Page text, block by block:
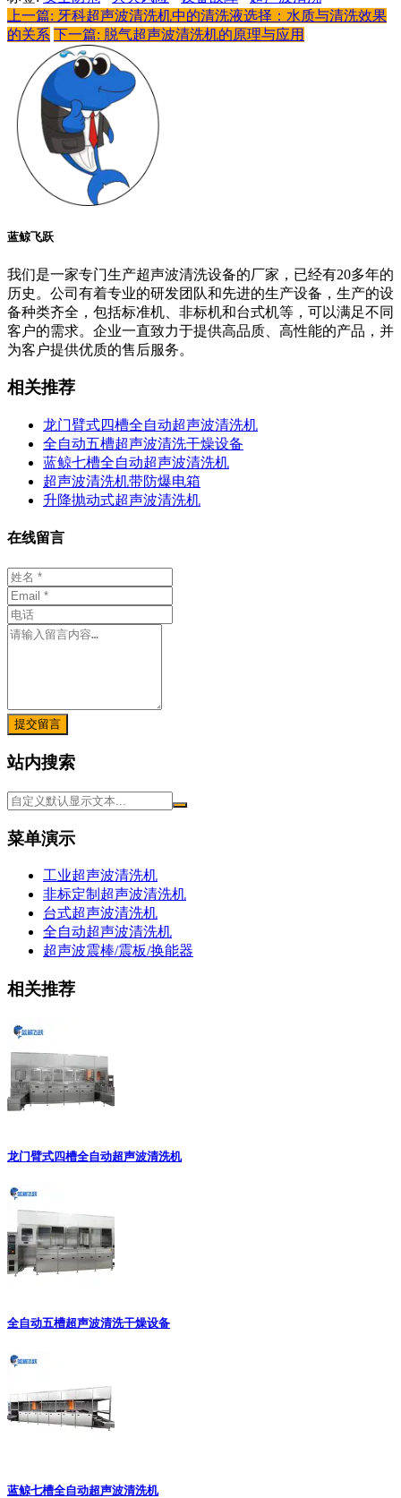
上一篇: 牙科超声波清洗机中的清洗液选择：水质与清洗效果
的关系 下一篇: 脱气超声波清洗机的原理与应用
蓝鲸飞跃
我们是一家专门生产超声波清洗设备的厂家，已经有20多年的
历史。公司有着专业的研发团队和先进的生产设备，生产的设
备种类齐全，包括标准机、非标机和台式机等，可以满足不同
客户的需求。企业一直致力于提供高品质、高性能的产品，并
为客户提供优质的售后服务。
相关推荐
龙门臂式四槽全自动超声波清洗机
全自动五槽超声波清洗干燥设备
蓝鲸七槽全自动超声波清洗机
超声波清洗机带防爆电箱
升降抛动式超声波清洗机
在线留言
提交留言
站内搜索
菜单演示
工业超声波清洗机
非标定制超声波清洗机
台式超声波清洗机
全自动超声波清洗机
超声波震棒/震板/换能器
相关推荐
龙门臂式四槽全自动超声波清洗机
全自动五槽超声波清洗干燥设备
蓝鲸七槽全自动超声波清洗机